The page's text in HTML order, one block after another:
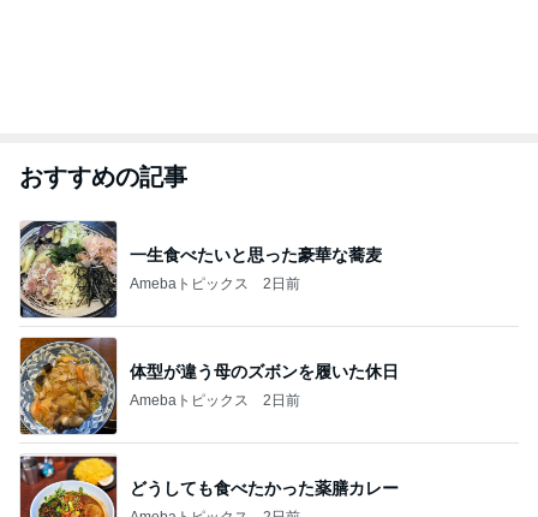
おすすめの記事
一生食べたいと思った豪華な蕎麦
Amebaトピックス 2日前
体型が違う母のズボンを履いた休日
Amebaトピックス 2日前
どうしても食べたかった薬膳カレー
Amebaトピックス 2日前